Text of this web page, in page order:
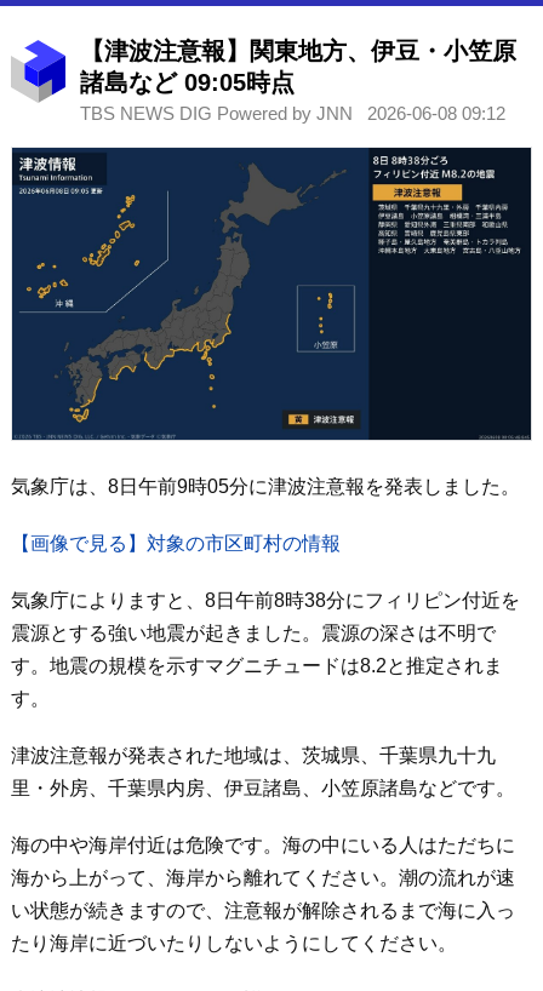
【津波注意報】関東地方、伊豆・小笠原
諸島など 09:05時点
TBS NEWS DIG Powered by JNN 2026-06-08 09:12
気象庁は、8日午前9時05分に津波注意報を発表しました。
【画像で見る】対象の市区町村の情報
気象庁によりますと、8日午前8時38分にフィリピン付近を
震源とする強い地震が起きました。震源の深さは不明で
す。地震の規模を示すマグニチュードは8.2と推定されま
す。
津波注意報が発表された地域は、茨城県、千葉県九十九
里・外房、千葉県内房、伊豆諸島、小笠原諸島などです。
海の中や海岸付近は危険です。海の中にいる人はただちに
海から上がって、海岸から離れてください。潮の流れが速
い状態が続きますので、注意報が解除されるまで海に入っ
たり海岸に近づいたりしないようにしてください。